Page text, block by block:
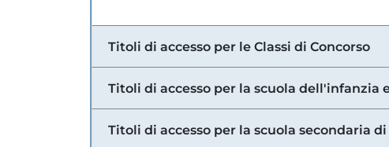
Titoli di accesso per le Classi di Concorso
Titoli di accesso per la scuola dell'infanzia
Titoli di accesso per la scuola secondaria di